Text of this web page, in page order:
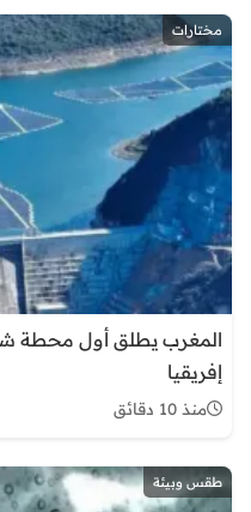
مختارات
المغرب يطلق أول محطة
إفريقيا
منذ 10 دقائق
طقس وبيئة